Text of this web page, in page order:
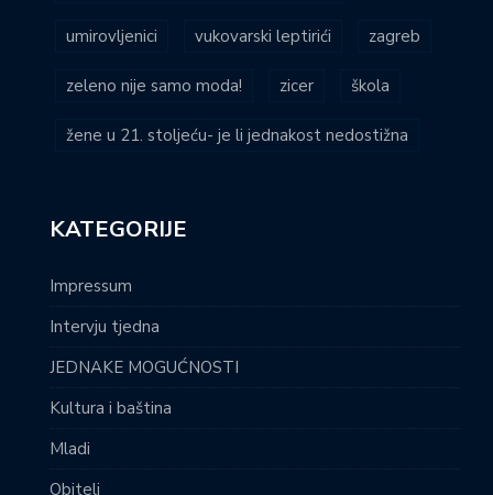
umirovljenici vukovarski leptirići zagreb
zeleno nije samo moda! zicer škola
žene u 21. stoljeću- je li jednakost nedostižna
KATEGORIJE
Impressum
Intervju tjedna
JEDNAKE MOGUĆNOSTI
Kultura i baština
Mladi
Obitelj